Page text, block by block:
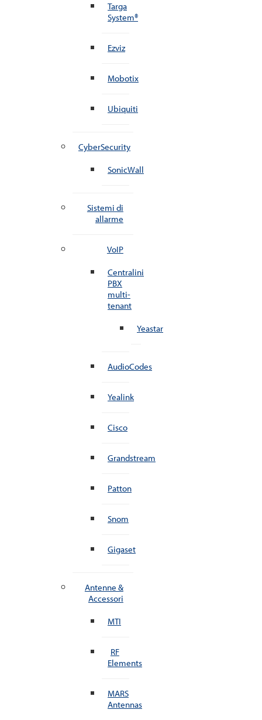
Targa
System®
Ezviz
Mobotix
Ubiquiti
CyberSecurity
SonicWall
Sistemi di
allarme
VoIP
Centralini
PBX
multi-
tenant
Yeastar
AudioCodes
Yealink
Cisco
Grandstream
Patton
Snom
Gigaset
Antenne &
Accessori
MTI
RF
Elements
MARS
Antennas